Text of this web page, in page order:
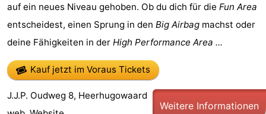
auf ein neues Niveau gehoben. Ob du dich für die Fun Area
entscheidest, einen Sprung in den Big Airbag machst oder
deine Fähigkeiten in der High Performance Area ...
Kauf jetzt im Voraus Tickets
J.J.P. Oudweg 8, Heerhugowaard
Weitere Informationen